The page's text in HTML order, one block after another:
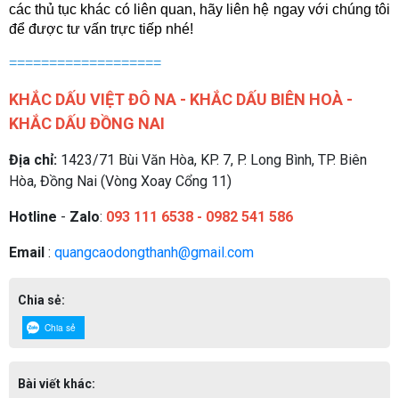
các thủ tục khác có liên quan, hãy liên hệ ngay với chúng tôi
để được tư vấn trực tiếp nhé!
===================
KHẮC DẤU VIỆT ĐÔ NA - KHẮC DẤU BIÊN HOÀ -
KHẮC DẤU ĐỒNG NAI
Địa chỉ: 1423/71 Bùi Văn Hòa, KP. 7, P. Long Bình, TP. Biên
Hòa, Đồng Nai (Vòng Xoay Cổng 11)
Hotline - Zalo: 093 111 6538 - 0982 541 586
Email : quangcaodongthanh@gmail.com
Chia sẻ:
Chia sẻ
Bài viết khác: